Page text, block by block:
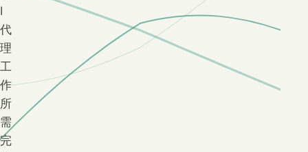
I
代
理
工
作
所
需
完